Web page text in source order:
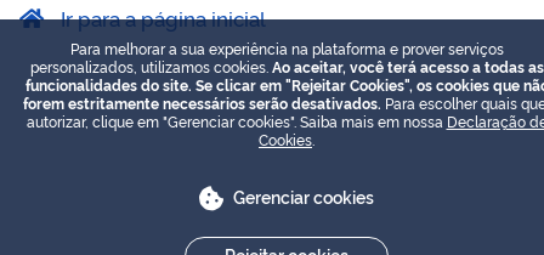
Ir para a página inicial
Para melhorar a sua experiência na plataforma e prover serviços
personalizados, utilizamos cookies. Ao aceitar, você terá acesso a todas as
funcionalidades do site. Se clicar em "Rejeitar Cookies", os cookies que
forem estritamente necessários serão desativados. Para escolher quais
autorizar, clique em "Gerenciar cookies". Saiba mais em nossa Declaração
Cookies
Gerenciar cookies